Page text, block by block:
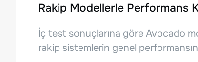
Rakip Modellerle Performans
İç test sonuçlarına göre Avocado
rakip sistemlerin genel